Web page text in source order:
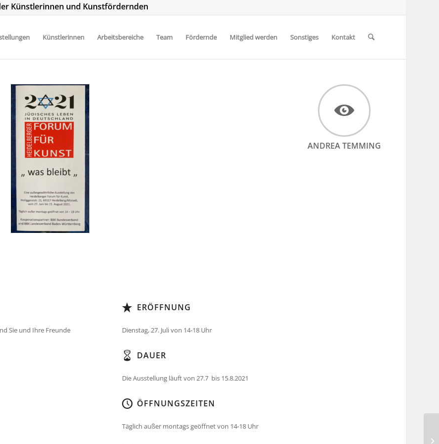
Künstlerinnen und Kunstfördernden
Künstlerinnen Arbeitsbereiche Team Fördernde Mitglied werden Sonstiges Kontakt
ANDREA TEMMING
Sie und Ihre Freunde
ERÖFFNUNG
Dienstag, 27. Juli von 14-18 Uhr
DAUER
Die Ausstellung läuft von 27.7 bis 15.8.2021
ÖFFNUNGSZEITEN
Täglich außer montags geöffnet von 14-18 Uhr